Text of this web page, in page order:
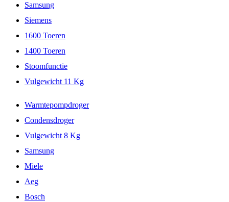
Samsung
Siemens
1600 Toeren
1400 Toeren
Stoomfunctie
Vulgewicht 11 Kg
Warmtepompdroger
Condensdroger
Vulgewicht 8 Kg
Samsung
Miele
Aeg
Bosch